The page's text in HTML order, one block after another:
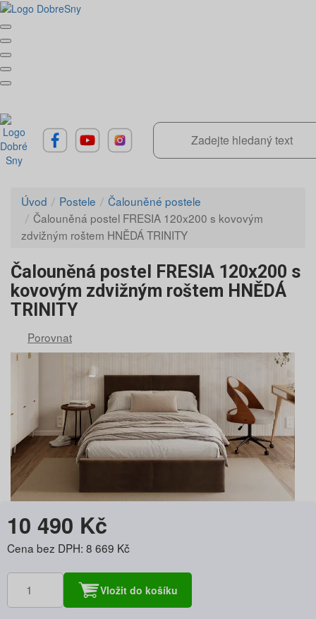
Úvod Postele
Čalouněné postele
Čalouněná postel FRESIA 120x200 s kovovým
zdvižným roštem HNĚDÁ TRINITY
Čalouněná postel FRESIA 120x200 s
kovovým zdvižným roštem HNĚDÁ
TRINITY
Porovnat
10 490 Kč
Cena bez DPH: 8 669 Kč
Vložit do košíku